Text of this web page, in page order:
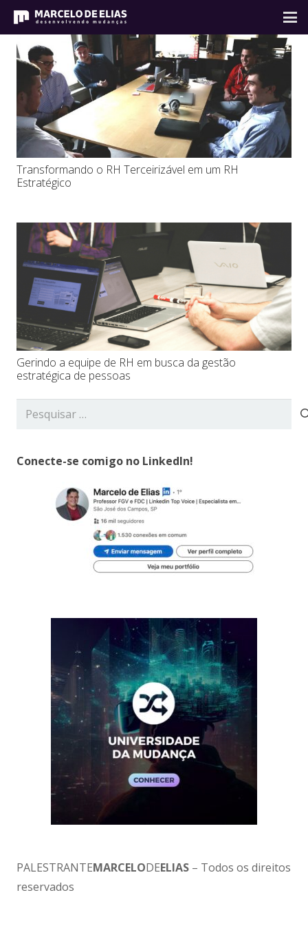
Transformando o RH Terceirizável em um RH
Estratégico
Gerindo a equipe de RH em busca da gestão
estratégica de pessoas
Pesquisar
Conecte-se comigo no LinkedIn!
PALESTRANTEMARCELODEELIAS – Todos os direitos
reservados